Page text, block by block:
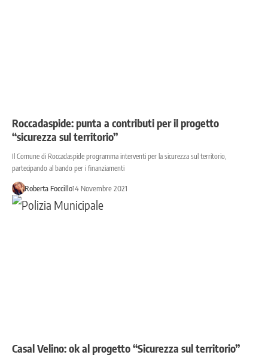
Roccadaspide: punta a contributi per il progetto
“sicurezza sul territorio”
Il Comune di Roccadaspide programma interventi per la sicurezza sul territorio,
partecipando al bando per i finanziamenti
Roberta Foccillo14 Novembre 2021
Casal Velino: ok al progetto “Sicurezza sul territorio”